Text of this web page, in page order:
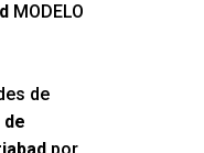
MODELO
de